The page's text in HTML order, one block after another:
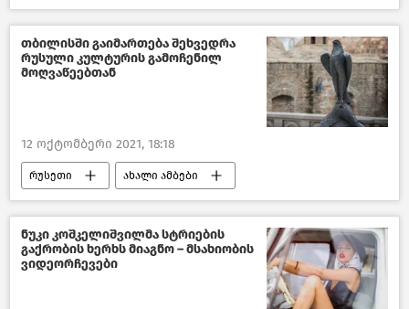
მიხეილ სააკაშვილი
თბილისში გაიმართება შეხვედრა
რუსული კულტურის გამოჩენილ
მოღვაწეებთან
12 ოქტომბერი 2021, 18:18
რუსეთი ახალი ამბები
კულტურა საქართველოში
ნუკი კოშკელიშვილმა სტრიების
გაქრობის ხერხს მიაგნო – მსახიობის
ვიდეორჩევები